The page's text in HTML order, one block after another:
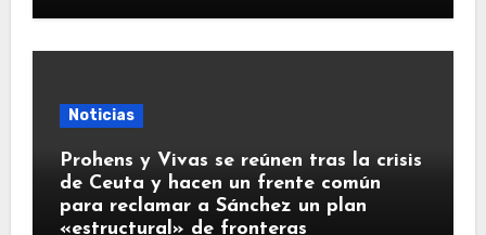
Noticias
Prohens y Vivas se reúnen tras la crisis
de Ceuta y hacen un frente común
para reclamar a Sánchez un plan
«estructural» de fronteras